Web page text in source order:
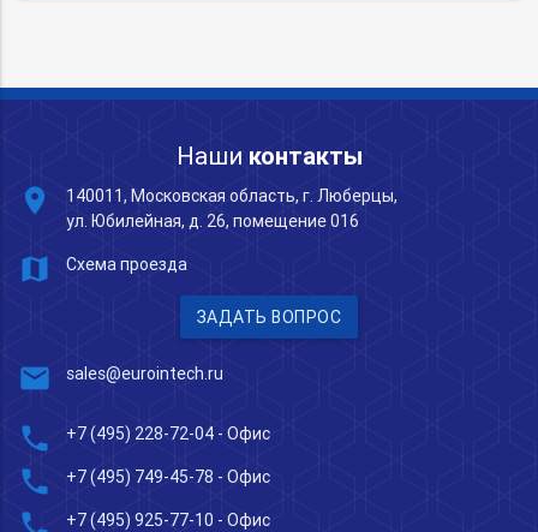
Наши контакты
place
140011, Московская область, г. Люберцы,
ул. Юбилейная, д. 26, помещение 016
map Схема проезда
ЗАДАТЬ ВОПРОС
mail sales@eurointech.ru
phone +7 (495) 228-72-04 - Офис
phone +7 (495) 749-45-78 - Офис
phone +7 (495) 925-77-10 - Офис